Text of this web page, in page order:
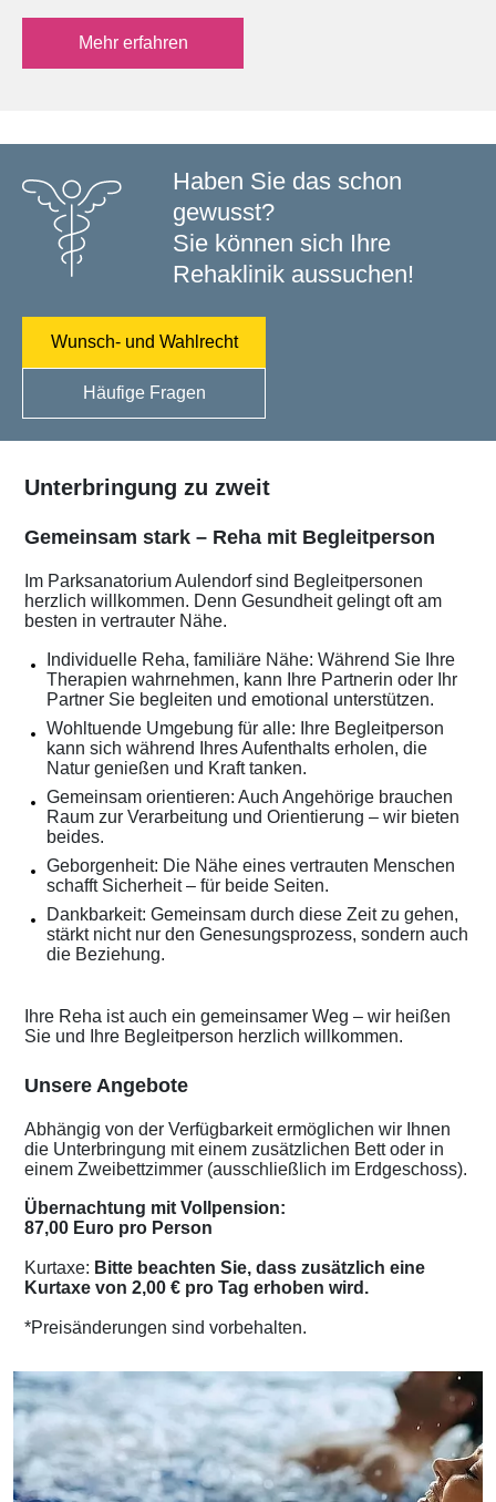
Mehr erfahren
Haben Sie das schon
gewusst?
Sie können sich Ihre
Rehaklinik aussuchen!
Wunsch- und Wahlrecht
Häufige Fragen
Unterbringung zu zweit
Gemeinsam stark – Reha mit Begleitperson
Im Parksanatorium Aulendorf sind Begleitpersonen
herzlich willkommen. Denn Gesundheit gelingt oft am
besten in vertrauter Nähe.
Individuelle Reha, familiäre Nähe: Während Sie Ihre
Therapien wahrnehmen, kann Ihre Partnerin oder Ihr
Partner Sie begleiten und emotional unterstützen.
Wohltuende Umgebung für alle: Ihre Begleitperson
kann sich während Ihres Aufenthalts erholen, die
Natur genießen und Kraft tanken.
Gemeinsam orientieren: Auch Angehörige brauchen
Raum zur Verarbeitung und Orientierung – wir bieten
beides.
Geborgenheit: Die Nähe eines vertrauten Menschen
schafft Sicherheit – für beide Seiten.
Dankbarkeit: Gemeinsam durch diese Zeit zu gehen,
stärkt nicht nur den Genesungsprozess, sondern auch
die Beziehung.
Ihre Reha ist auch ein gemeinsamer Weg – wir heißen
Sie und Ihre Begleitperson herzlich willkommen.
Unsere Angebote
Abhängig von der Verfügbarkeit ermöglichen wir Ihnen
die Unterbringung mit einem zusätzlichen Bett oder in
einem Zweibettzimmer (ausschließlich im Erdgeschoss).
Übernachtung mit Vollpension:
87,00 Euro pro Person
Kurtaxe: Bitte beachten Sie, dass zusätzlich eine
Kurtaxe von 2,00 € pro Tag erhoben wird.
*Preisänderungen sind vorbehalten.